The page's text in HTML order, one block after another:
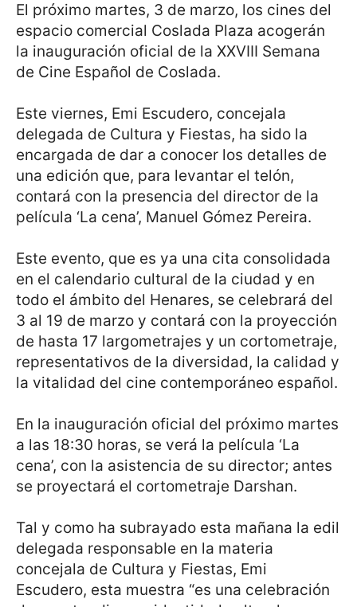
El próximo martes, 3 de marzo, los cines del
espacio comercial Coslada Plaza acogerán
la inauguración oficial de la XXVIII Semana
de Cine Español de Coslada.
Este viernes, Emi Escudero, concejala
delegada de Cultura y Fiestas, ha sido la
encargada de dar a conocer los detalles de
una edición que, para levantar el telón,
contará con la presencia del director de la
película ‘La cena’, Manuel Gómez Pereira.
Este evento, que es ya una cita consolidada
en el calendario cultural de la ciudad y en
todo el ámbito del Henares, se celebrará del
3 al 19 de marzo y contará con la proyección
de hasta 17 largometrajes y un cortometraje,
representativos de la diversidad, la calidad y
la vitalidad del cine contemporáneo español.
En la inauguración oficial del próximo martes
a las 18:30 horas, se verá la película ‘La
cena’, con la asistencia de su director; antes
se proyectará el cortometraje Darshan.
Tal y como ha subrayado esta mañana la edil
delegada responsable en la materia
concejala de Cultura y Fiestas, Emi
Escudero, esta muestra “es una celebración